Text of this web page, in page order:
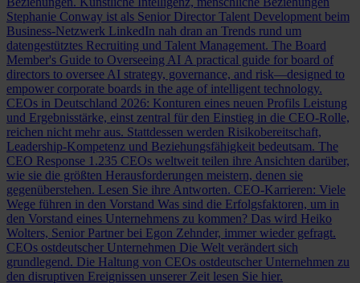
Stephanie Conway ist als Senior Director Talent Development beim
Business-Netzwerk LinkedIn nah dran an Trends rund um
datengestütztes Recruiting und Talent Management. The Board
Member's Guide to Overseeing AI A practical guide for board of
directors to oversee AI strategy, governance, and risk—designed to
empower corporate boards in the age of intelligent technology.
CEOs in Deutschland 2026: Konturen eines neuen Profils Leistung
und Ergebnisstärke, einst zentral für den Einstieg in die CEO-Rolle,
reichen nicht mehr aus. Stattdessen werden Risikobereitschaft,
Leadership-Kompetenz und Beziehungsfähigkeit bedeutsam. The
CEO Response 1.235 CEOs weltweit teilen ihre Ansichten darüber,
wie sie die größten Herausforderungen meistern, denen sie
gegenüberstehen. Lesen Sie ihre Antworten. CEO-Karrieren: Viele
Wege führen in den Vorstand Was sind die Erfolgsfaktoren, um in
den Vorstand eines Unternehmens zu kommen? Das wird Heiko
Wolters, Senior Partner bei Egon Zehnder, immer wieder gefragt.
CEOs ostdeutscher Unternehmen Die Welt verändert sich
grundlegend. Die Haltung von CEOs ostdeutscher Unternehmen zu
den disruptiven Ereignissen unserer Zeit lesen Sie hier.